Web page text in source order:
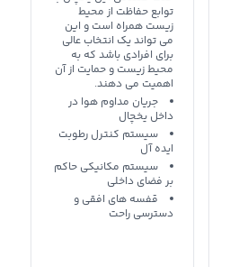
توابع حفاظت از محیط
زیست همراه است و این
می تواند یک انتخاب عالی
برای افرادی باشد که به
محیط زیست و حمایت از آن
اهمیت می دهند.
جریان مداوم هوا در
داخل یخچال
سیستم کنترل رطوبت
ایده آل
سیستم مکانیکی حاکم
بر فضای داخلی
قفسه های افقی و
دسترسی راحت